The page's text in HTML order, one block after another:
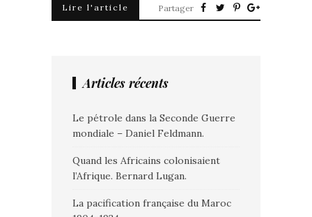
Lire l'article Partager
Articles récents
Le pétrole dans la Seconde Guerre
mondiale – Daniel Feldmann.
Quand les Africains colonisaient
l’Afrique. Bernard Lugan.
La pacification française du Maroc